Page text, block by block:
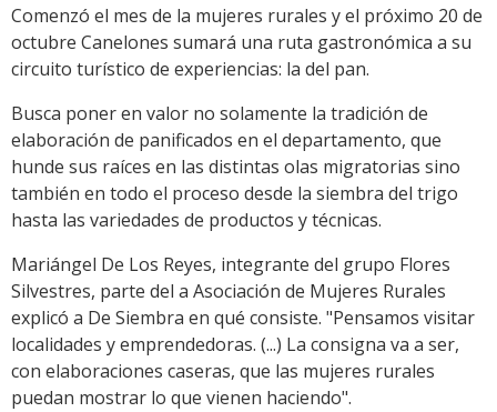
Link
Comenzó el mes de la mujeres rurales y el próximo 20 de
octubre Canelones sumará una ruta gastronómica a su
circuito turístico de experiencias: la del pan.
Busca poner en valor no solamente la tradición de
elaboración de panificados en el departamento, que
hunde sus raíces en las distintas olas migratorias sino
también en todo el proceso desde la siembra del trigo
hasta las variedades de productos y técnicas.
Mariángel De Los Reyes, integrante del grupo Flores
Silvestres, parte del a Asociación de Mujeres Rurales
explicó a De Siembra en qué consiste. "Pensamos visitar
localidades y emprendedoras. (...) La consigna va a ser,
con elaboraciones caseras, que las mujeres rurales
puedan mostrar lo que vienen haciendo".